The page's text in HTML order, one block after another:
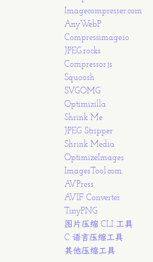
Imagecompresser.com
AnyWebP
Compressimage.io
JPEG.rocks
Compressor.js
Squoosh
SVGOMG
Optimizilla
Shrink Me
JPEG Stripper
Shrink Media
OptimizeImages
ImagesTool.com
AVPress
AVIF Converter
TinyPNG
图片压缩 CLI 工具
C 语言压缩工具
其他压缩工具